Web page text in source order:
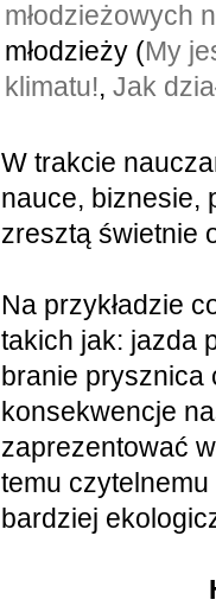
młodzieżowych
młodzieży (My
klimatu!, Jak
W trakcie
nauce, biznesie,
zresztą świetnie
Na przykładzie
takich jak: jazda
branie prysznica
konsekwencje
zaprezentować
temu
bardziej